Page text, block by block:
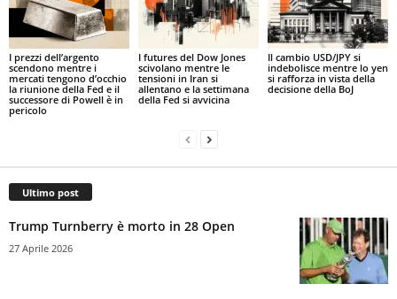
I prezzi dell’argento
scendono mentre i
mercati tengono d’occhio
la riunione della Fed e il
successore di Powell è in
pericolo
I futures del Dow Jones
scivolano mentre le
tensioni in Iran si
allentano e la settimana
della Fed si avvicina
Il cambio USD/JPY si
indebolisce mentre lo yen
si rafforza in vista della
decisione della BoJ
Ultimo post
Trump Turnberry è morto in 28 Open
27 Aprile 2026